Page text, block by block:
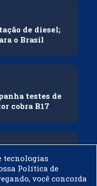
de diesel;
o Brasil
testes de
cobra B17
mistura de
tecnologias
Política de
você concorda